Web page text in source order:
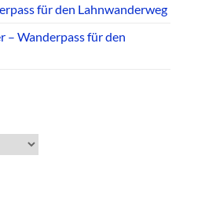
für den Lahnwanderweg
– Wanderpass für den